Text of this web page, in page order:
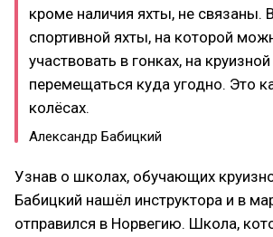
кроме наличия яхты, не связаны.
спортивной яхты, на которой
участвовать в гонках, на
перемещаться куда угодно. Это
колёсах.
Александр Бабицкий
Узнав о школах, обучающих
Бабицкий нашёл инструктора и в
отправился в Норвегию. Школа,